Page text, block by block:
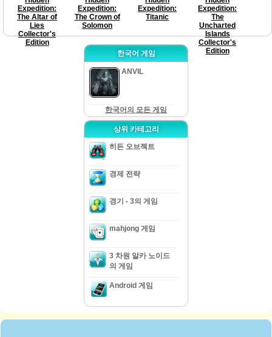
Expedition:
The Altar of
Lies
Collector's
Edition
Expedition:
The Crown of
Solomon
Expedition:
Titanic
Expedition:
The
Uncharted
Islands
Collector's
Edition
한국어 게임
ANVIL
한국어의 모든 게임
상위 카테고리
히든 오브젝트
경제 전략
경기 - 3의 게임
mahjong 게임
3 차원 알카 노이드
의 게임
Android 게임